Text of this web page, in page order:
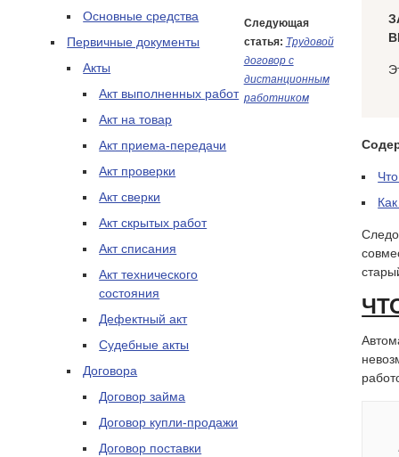
Основные средства
Первичные документы
Акты
Акт выполненных работ
Акт на товар
Акт приема-передачи
Акт проверки
Акт сверки
Акт скрытых работ
Акт списания
Акт технического
состояния
Дефектный акт
Судебные акты
Договора
Договор займа
Договор купли-продажи
Договор поставки
Следующая
статья: Трудовой
договор с
дистанционным
работником